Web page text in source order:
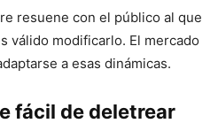
resuene con el público al que
válido modificarlo. El mercado
a esas dinámicas.
fácil de deletrear